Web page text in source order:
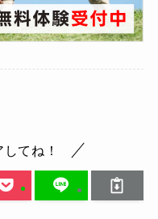
てね！